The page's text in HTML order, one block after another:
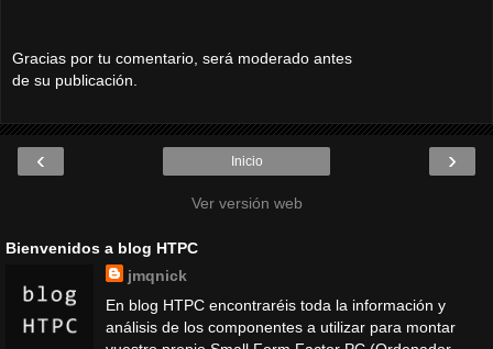
Gracias por tu comentario, será moderado antes
de su publicación.
‹ ›
Inicio
Ver versión web
Bienvenidos a blog HTPC
jmqnick
En blog HTPC encontraréis toda la información y
análisis de los componentes a utilizar para montar